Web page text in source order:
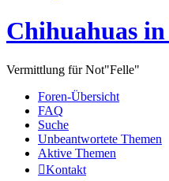
Chihuahuas
Vermittlung für Not"Felle"
Foren-Übersicht
FAQ
Suche
Unbeantwortete Themen
Aktive Themen
Kontakt